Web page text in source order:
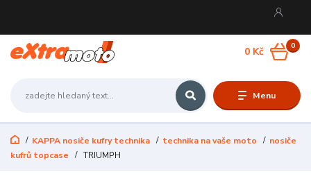
Menu
0
0 Kč
KAPPA nosiče kufry technika technika na vaše moto
nosiče
kufrů topcase
TRIUMPH